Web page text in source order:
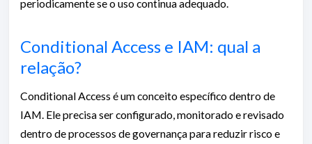
periodicamente se o uso continua adequado.
Conditional Access e IAM: qual a
relação?
Conditional Access é um conceito específico dentro de
IAM. Ele precisa ser configurado, monitorado e revisado
dentro de processos de governança para reduzir risco e